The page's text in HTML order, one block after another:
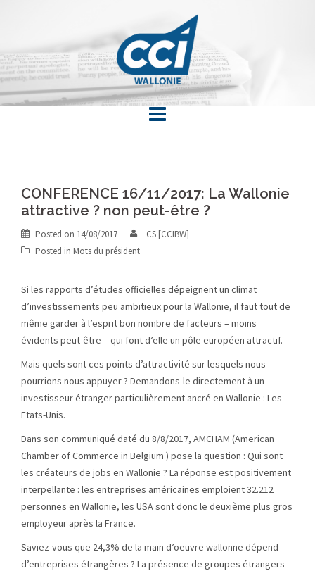
CONFERENCE 16/11/2017: La Wallonie
attractive ? non peut-être ?
Posted on 14/08/2017
CS [CCIBW]
Posted in Mots du président
Si les rapports d’études officielles dépeignent un climat
d’investissements peu ambitieux pour la Wallonie, il faut tout de
même garder à l’esprit bon nombre de facteurs – moins
évidents peut-être – qui font d’elle un pôle européen attractif.
Mais quels sont ces points d’attractivité sur lesquels nous
pourrions nous appuyer ? Demandons-le directement à un
investisseur étranger particulièrement ancré en Wallonie : Les
Etats-Unis.
Dans son communiqué daté du 8/8/2017, AMCHAM (American
Chamber of Commerce in Belgium ) pose la question : Qui sont
les créateurs de jobs en Wallonie ? La réponse est positivement
interpellante : les entreprises américaines emploient 32.212
personnes en Wallonie, les USA sont donc le deuxième plus gros
employeur après la France.
Saviez-vous que 24,3% de la main d’oeuvre wallonne dépend
d’entreprises étrangères ? La présence de groupes étrangers